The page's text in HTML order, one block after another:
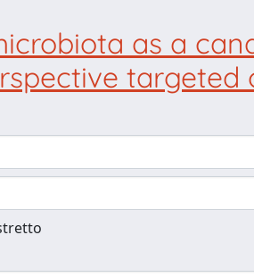
as a
targeted